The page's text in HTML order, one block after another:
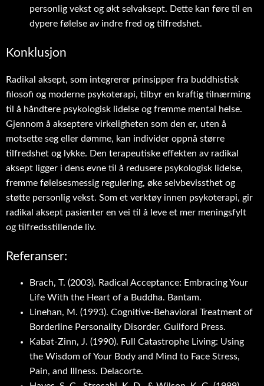
personlig vekst og økt selvaksept. Dette kan føre til en
dypere følelse av indre fred og tilfredshet.
Konklusjon
Radikal aksept, som integrerer prinsipper fra buddhistisk
filosofi og moderne psykoterapi, tilbyr en kraftig tilnærming
til å håndtere psykologisk lidelse og fremme mental helse.
Gjennom å akseptere virkeligheten som den er, uten å
motsette seg eller dømme, kan individer oppnå større
tilfredshet og lykke. Den terapeutiske effekten av radikal
aksept ligger i dens evne til å redusere psykologisk lidelse,
fremme følelsesmessig regulering, øke selvbevissthet og
støtte personlig vekst. Som et verktøy innen psykoterapi, gir
radikal aksept pasienter en vei til å leve et mer meningsfylt
og tilfredsstillende liv.
Referanser:
Brach, T. (2003). Radical Acceptance: Embracing Your
Life With the Heart of a Buddha. Bantam.
Linehan, M. (1993). Cognitive-Behavioral Treatment of
Borderline Personality Disorder. Guilford Press.
Kabat-Zinn, J. (1990). Full Catastrophe Living: Using
the Wisdom of Your Body and Mind to Face Stress,
Pain, and Illness. Delacorte.